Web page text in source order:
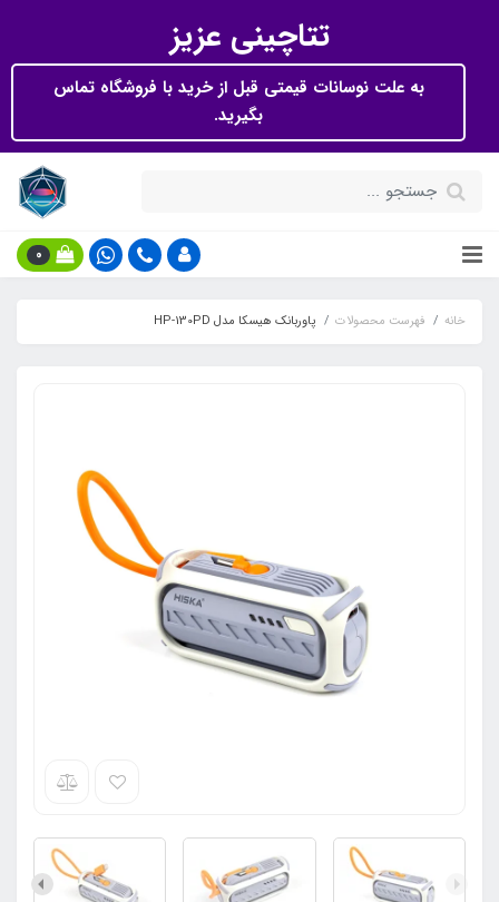
تتاچینی عزیز
به علت نوسانات قیمتی قبل از خرید با فروشگاه تماس
بگیرید.
0
خانه فهرست محصولات پاوربانک هیسکا مدل HP-130PD